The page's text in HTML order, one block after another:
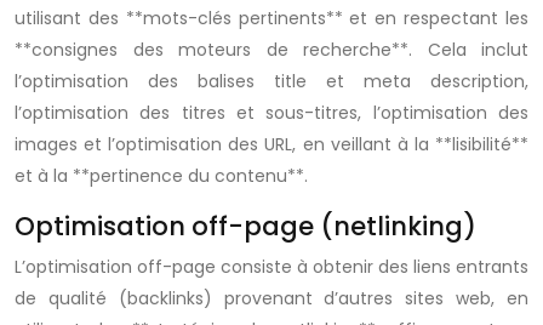
utilisant des **mots-clés pertinents** et en respectant les
**consignes des moteurs de recherche**. Cela inclut
l’optimisation des balises title et meta description,
l’optimisation des titres et sous-titres, l’optimisation des
images et l’optimisation des URL, en veillant à la **lisibilité**
et à la **pertinence du contenu**.
Optimisation off-page (netlinking)
L’optimisation off-page consiste à obtenir des liens entrants
de qualité (backlinks) provenant d’autres sites web, en